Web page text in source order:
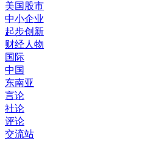
美国股市
中小企业
起步创新
财经人物
国际
中国
东南亚
言论
社论
评论
交流站